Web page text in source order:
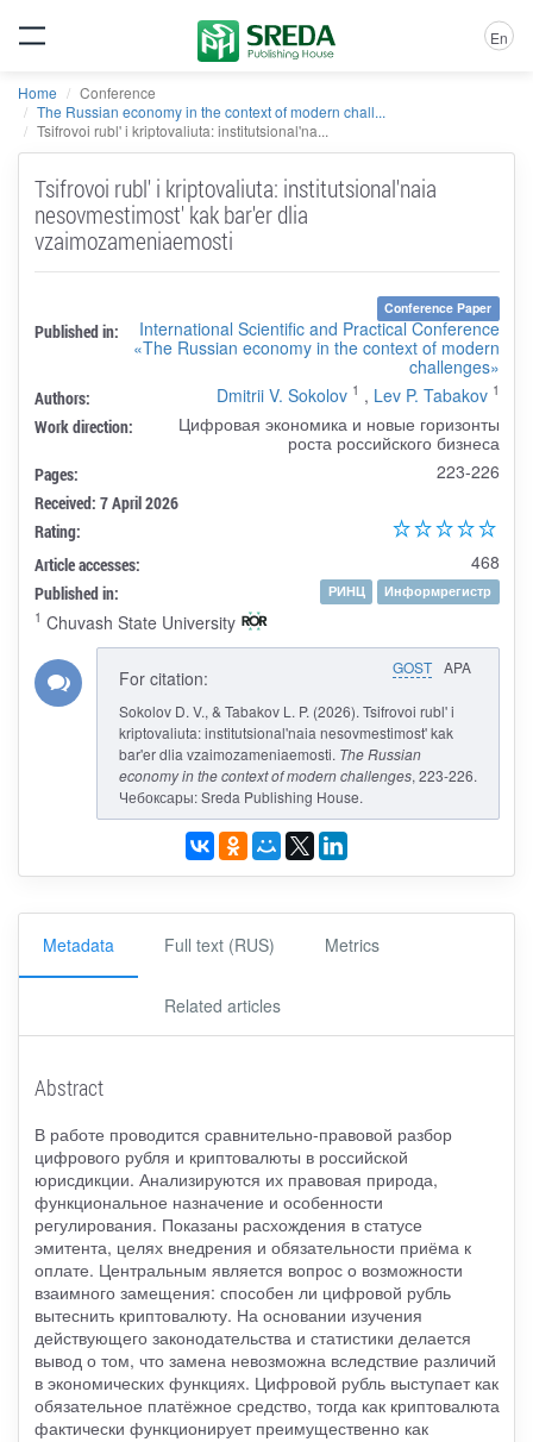
En
Home
Conference
The Russian economy in the context of modern chall...
Tsifrovoi rubl' i kriptovaliuta: institutsional'na...
Tsifrovoi rubl' i kriptovaliuta: institutsional'naia
nesovmestimost' kak bar'er dlia
vzaimozameniaemosti
Conference Paper
Published in:
International Scientific and Practical Conference
«The Russian economy in the context of modern
challenges»
Authors: Dmitrii V. Sokolov 1 , Lev P. Tabakov 1
Work direction:
Цифровая экономика и новые горизонты
роста российского бизнеса
Pages: 223-226
Received: 7 April 2026
Rating:
Article accesses:
468
Published in: РИНЦ
Информрегистр
1 Chuvash State University
GOST APA
For citation:
Sokolov D. V., & Tabakov L. P. (2026). Tsifrovoi rubl' i
kriptovaliuta: institutsional'naia nesovmestimost' kak
bar'er dlia vzaimozameniaemosti. The Russian
economy in the context of modern challenges, 223-226.
Чебоксары: Sreda Publishing House.
Metadata Full text (RUS) Metrics
Related articles
Abstract
В работе проводится сравнительно-правовой разбор
цифрового рубля и криптовалюты в российской
юрисдикции. Анализируются их правовая природа,
функциональное назначение и особенности
регулирования. Показаны расхождения в статусе
эмитента, целях внедрения и обязательности приёма к
оплате. Центральным является вопрос о возможности
взаимного замещения: способен ли цифровой рубль
вытеснить криптовалюту. На основании изучения
действующего законодательства и статистики делается
вывод о том, что замена невозможна вследствие различий
в экономических функциях. Цифровой рубль выступает как
обязательное платёжное средство, тогда как криптовалюта
фактически функционирует преимущественно как